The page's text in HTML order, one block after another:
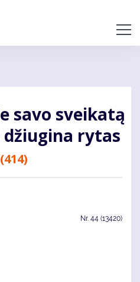
sa­vo svei­ka­tą
ry­tas
(414)
Nr. 44 (13420)